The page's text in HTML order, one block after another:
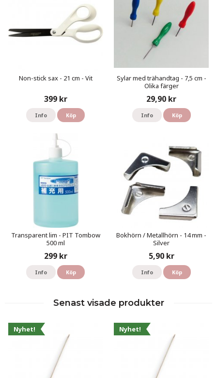
Non-stick sax - 21 cm - Vit
399 kr
Info Köp
Sylar med trähandtag - 7,5 cm -
Olika färger
29,90 kr
Info Köp
Transparent lim - PIT Tombow
500 ml
299 kr
Info Köp
Bokhörn / Metallhörn - 14 mm -
Silver
5,90 kr
Info Köp
Senast visade produkter
Nyhet! Nyhet!